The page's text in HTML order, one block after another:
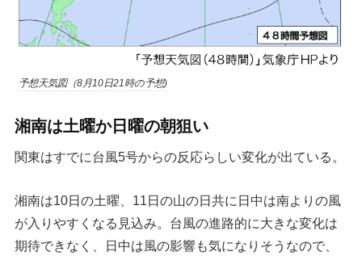
予想天気図（8月10日21時の予想)
湘南は土曜か日曜の朝狙い
関東はすでに台風5号からの反応らしい変化が出ている。
湘南は10日の土曜、11日の山の日共に日中は南よりの風
が入りやすくなる見込み。台風の進路的に大きな変化は
期待できなく、日中は風の影響も気になりそうなので、